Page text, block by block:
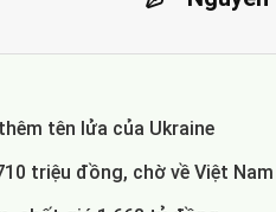
tên lửa của Ukraine
triệu đồng, chờ về Việt Nam